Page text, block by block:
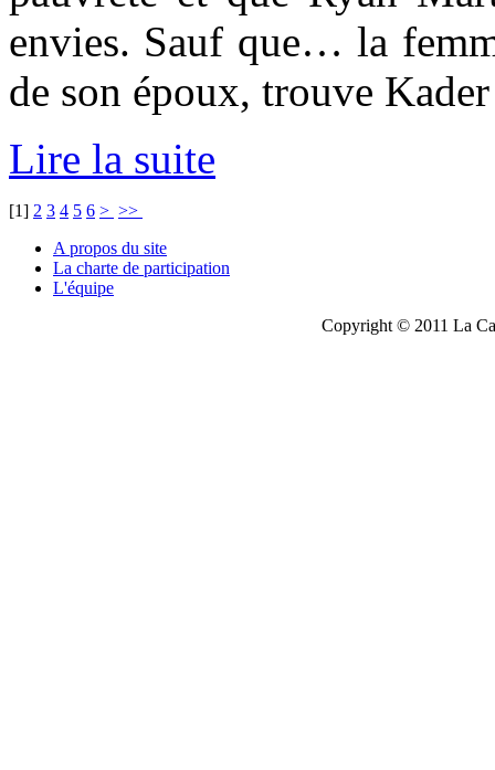
envies. Sauf que… la
de son époux, trouve
Lire la suite
[1] 2 3 4 5 6 > >>
A propos du site
La charte de participation
L'équipe
Copyright © 2011 La